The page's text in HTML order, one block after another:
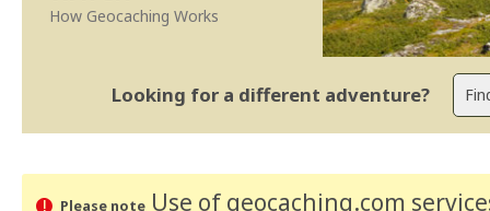
How Geocaching Works
Looking for a different adventure?
Please noteUse of geocaching.com